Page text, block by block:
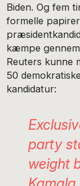
Biden. Og fem
formelle
kæmpe
Reuters kunne
50
kandidatur:
party
weight